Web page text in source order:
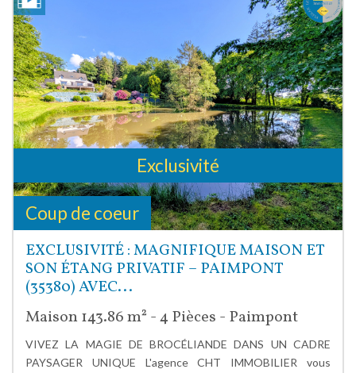
Exclusivité
Coup de coeur
EXCLUSIVITÉ : MAGNIFIQUE MAISON ET
SON ÉTANG PRIVATIF – PAIMPONT
(35380) AVEC...
Maison 143.86 m² - 4 Pièces - Paimpont
VIVEZ LA MAGIE DE BROCÉLIANDE DANS UN CADRE
PAYSAGER UNIQUE L'agence CHT IMMOBILIER vous